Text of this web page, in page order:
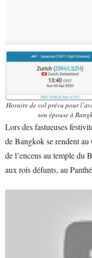
Horaire de vol prévu pour
son épouse à
Lors des fastueuses
de Bangkok se rendent
de l’encens au temple du
aux rois défunts, au